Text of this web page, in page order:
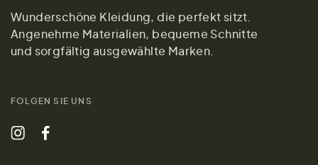
Wunderschöne Kleidung, die perfekt sitzt.
Angenehme Materialien, bequeme Schnitte
und sorgfältig ausgewählte Marken.
FOLGEN SIE UNS